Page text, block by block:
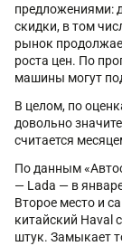
предложениями:
скидки, в том
рынок
роста цен. По
машины могут
В целом, по
довольно
считается
По данным
— Lada — в
Второе место и
китайский Haval
штук. Замыкает